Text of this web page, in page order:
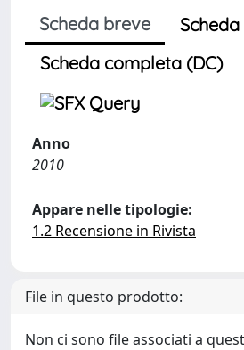
Scheda breve
Scheda completa (DC)
Anno
2010
Appare nelle tipologie:
1.2 Recensione in Rivista
File in questo prodotto:
Non ci sono file associati a